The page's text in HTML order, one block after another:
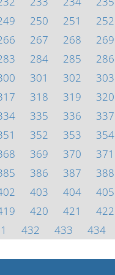
250 251 252
267 268 269
284 285 286
301 302 303
318 319 320
335 336 337
352 353 354
369 370 371
386 387 388
403 404 405
420 421 422
432 433 434